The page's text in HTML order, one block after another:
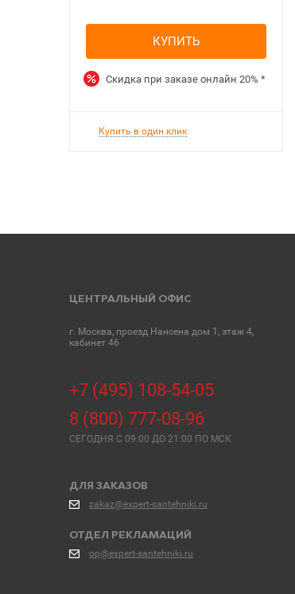
КУПИТЬ
Скидка при заказе онлайн 20% *
Купить в один клик
ЦЕНТРАЛЬНЫЙ ОФИС
г. Москва, проезд Нансена дом 1, этаж 4,
кабинет 46
+7 (495) 108-54-05
8 (800) 777-08-96
СЕГОДНЯ C 09:00 ДО 21:00 ПО МСК
ДЛЯ ЗАКАЗОВ
zakaz@expert-santehniki.ru
ОТДЕЛ РЕКЛАМАЦИЙ
op@expert-santehniki.ru